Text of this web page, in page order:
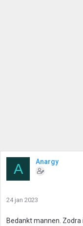
A Anargy
24 jan 2023
Bedankt mannen.